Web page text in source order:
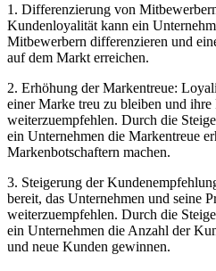
1. Differenzierung von
Kundenloyalität kann ein
Mitbewerbern differenzieren und
auf dem Markt erreichen.
2. Erhöhung der Markentreue:
einer Marke treu zu bleiben und
weiterzuempfehlen. Durch die
ein Unternehmen die Markentreue
Markenbotschaftern machen.
3. Steigerung der
bereit, das Unternehmen und seine
weiterzuempfehlen. Durch die
ein Unternehmen die Anzahl der
und neue Kunden gewinnen.